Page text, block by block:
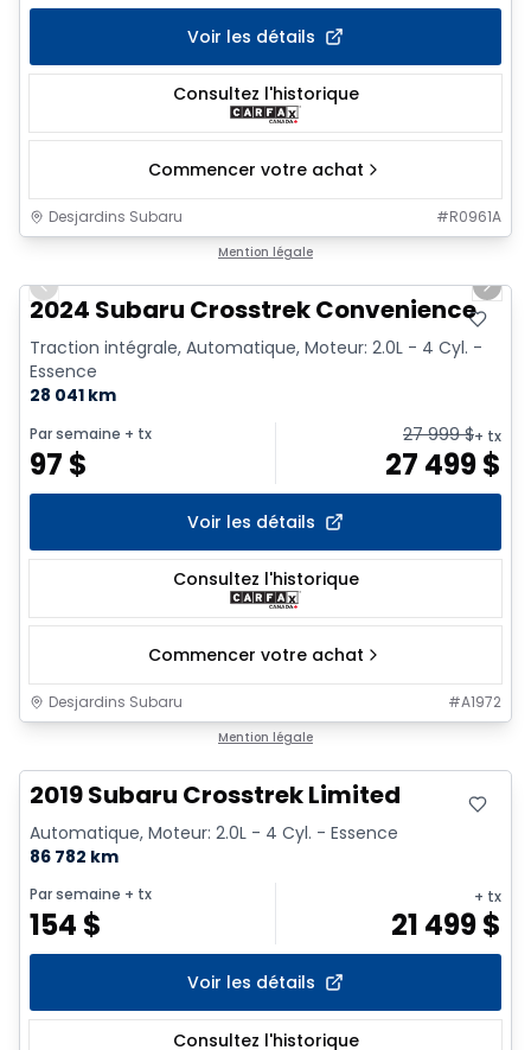
Voir les détails
Consultez l'historique
Commencer votre achat
Desjardins Subaru #R0961A
Mention légale
Previous slide
Next
2024 Subaru Crosstrek Convenience
Traction intégrale, Automatique, Moteur: 2.0L - 4 Cyl. -
Essence
28 041 km
Par semaine + tx
97 $
27 999$+ tx
27 499$
Voir les détails
Consultez l'historique
Commencer votre achat
Desjardins Subaru #A1972
Mention légale
2019 Subaru Crosstrek Limited
Automatique, Moteur: 2.0L - 4 Cyl. - Essence
86 782 km
Par semaine + tx
154 $
+ tx
21 499$
Voir les détails
Consultez l'historique